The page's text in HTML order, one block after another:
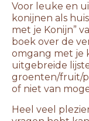
Voor leuke en
konijnen als
met je Konijn”
boek over de
omgang met je
uitgebreide
groenten/fruit/
of niet van
Heel veel